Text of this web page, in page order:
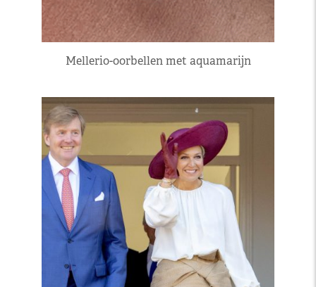
Mellerio-oorbellen met aquamarijn